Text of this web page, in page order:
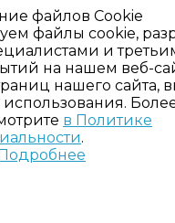
файлов Cookie
файлы cookie,
и
на нашем веб-
нашего сайта,
использования.
в Политике
.